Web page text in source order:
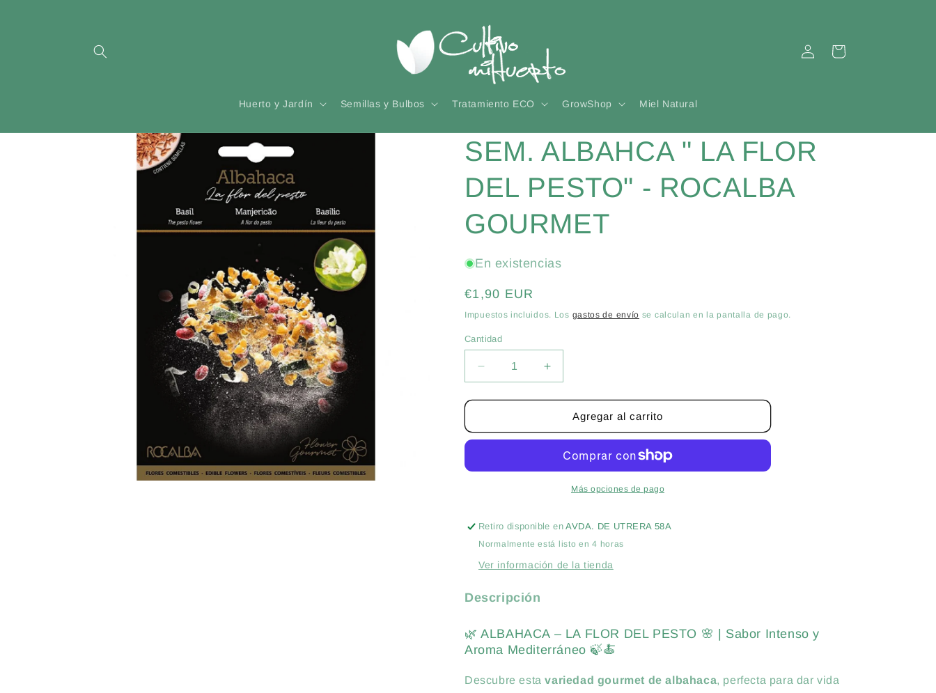
Huerto y Jardín Semillas y Bulbos Tratamiento ECO GrowShop Miel Natural
sesión
Carrito
directamente
información
del producto
SEM. ALBAHCA " LA FLOR
DEL PESTO" - ROCALBA
GOURMET
En existencias
Precio
habitual
€1,90 EUR
Impuestos incluidos. Los gastos de envío se calculan en la pantalla de pago.
Cantidad
Cantidad
Reducir
cantidad
para
ALBAHCA
FLOR
ROCALBA
GOURMET
Aumentar
cantidad
para
SEM.
ALBAHCA
FLOR
ROCALBA
GOURMET
Agregar al carrito
Más opciones de pago
Retiro disponible enAVDA. DE UTRERA 58A
Normalmente está listo en 4 horas
Ver información de la tienda
Descripción
🌿 ALBAHACA – LA FLOR DEL PESTO 🌸 | Sabor Intenso y
Aroma Mediterráneo 🍃🍝
Descubre estavariedad gourmet de albahaca, perfecta para dar vida